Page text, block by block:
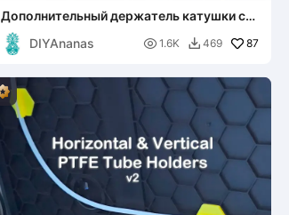
Дополнительный держатель катушки с
верхним креплением для K2 Plus, ремикс
№2 для ТПУ
DIYAnanas  1.6K  469 87